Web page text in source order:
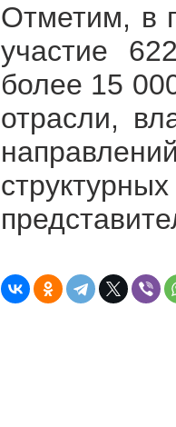
Отметим, в
участие
более 15
отрасли,